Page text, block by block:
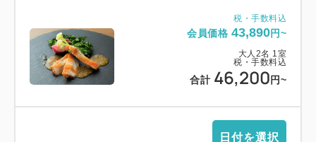
税・手数料込
会員価格 43,890円~
大人 2名 1 室
税・手数料込
合計 46,200 円~
日付を選択